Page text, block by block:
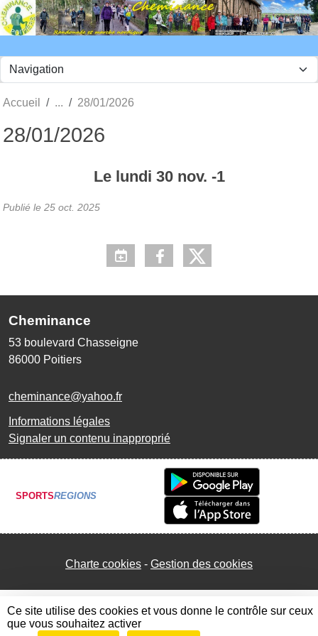
Accueil 28/01/2026
28/01/2026
Le lundi 30 nov. -1
Publié le 25 oct. 2025
Cheminance
53 boulevard Chasseigne
86000 Poitiers
cheminance@yahoo.fr
Informations légales
Signaler un contenu inapproprié
SPORTSREGIONS
Charte cookies Gestion des cookies
Panneau de gestion des cookies
Ce site utilise des cookies et vous donne le contrôle sur ceux
que vous souhaitez activer